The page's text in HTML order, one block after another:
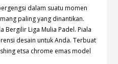
dalam suatu momen
paling yang dinantikan.
Bergilir Liga Mulia Padel. Piala
desain untuk Anda. Terbuat
etsa chrome emas model